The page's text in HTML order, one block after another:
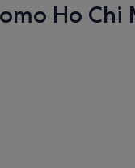
Ho Chi